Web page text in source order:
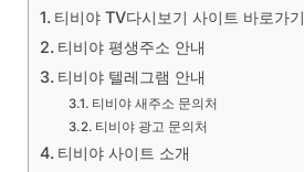
티비야 TV다시보기 사이트 바로가기
티비야 평생주소 안내
티비야 텔레그램 안내
티비야 새주소 문의처
티비야 광고 문의처
티비야 사이트 소개